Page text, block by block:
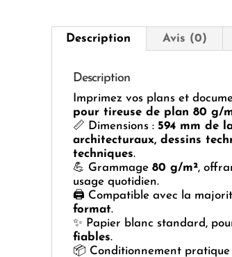
Description Avis (0)
Description
Imprimez vos plans et
pour tireuse de plan 80 g/
📏 Dimensions : 594 mm de
architecturaux, dessins
techniques.
💪 Grammage 80 g/m²,
usage quotidien.
🖨️ Compatible avec la
format.
✨ Papier blanc standard,
fiables.
📦 Conditionnement